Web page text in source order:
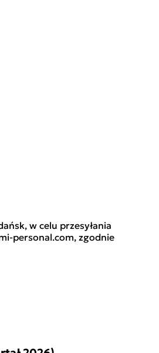
w celu przesyłania
personal.com, zgodnie